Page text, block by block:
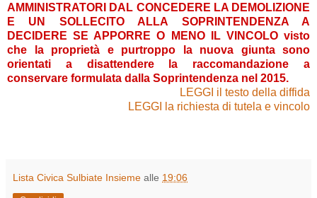
AMMINISTRATORI DAL CONCEDERE LA DEMOLIZIONE
E UN SOLLECITO ALLA SOPRINTENDENZA A
DECIDERE SE APPORRE O MENO IL VINCOLO visto
che la proprietà e purtroppo la nuova giunta sono
orientati a disattendere la raccomandazione a
conservare formulata dalla Soprintendenza nel 2015.
LEGGI il testo della diffida
LEGGI la richiesta di tutela e vincolo
Lista Civica Sulbiate Insieme alle 19:06